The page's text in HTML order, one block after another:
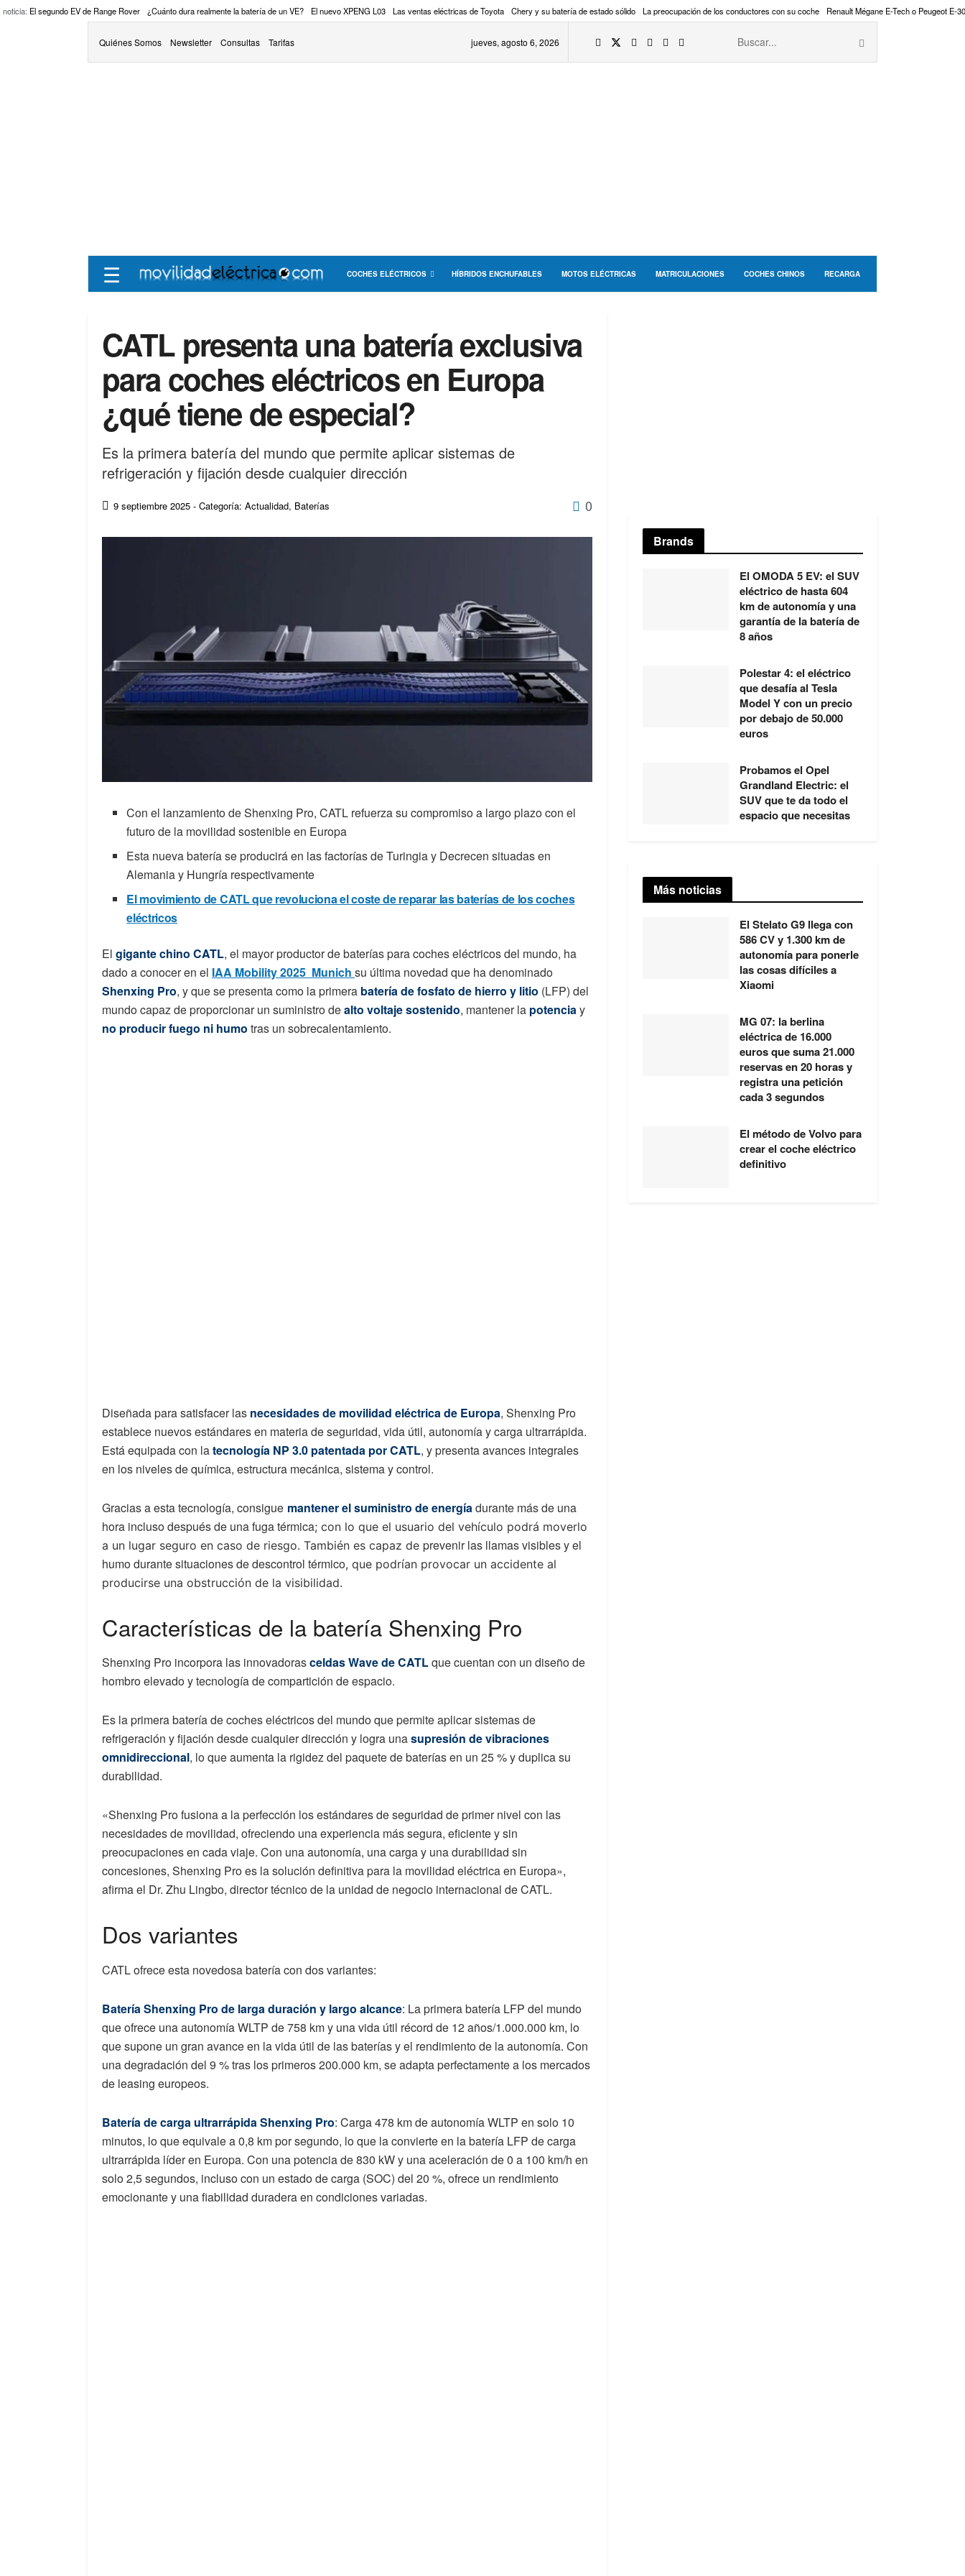
noticia: El segundo EV de Range Rover ¿Cuánto dura realmente la batería de un VE? El nuevo XPENG L03 Las ventas eléctricas de Toyota Chery y su batería de estado sólido La preocupación de los conductores con su coche Renault Mégane E-Tech o Peugeot E-
Quiénes Somos Newsletter Consultas Tarifas jueves, agosto 6, 2026
☰ COCHES ELÉCTRICOS HÍBRIDOS ENCHUFABLES MOTOS ELÉCTRICAS MATRICULACIONES COCHES CHINOS RECARGA
CATL presenta una batería exclusiva
para coches eléctricos en Europa
¿qué tiene de especial?
Es la primera batería del mundo que permite aplicar sistemas de
refrigeración y fijación desde cualquier dirección
9 septiembre 2025 - Categoría: Actualidad, Baterías 0
Con el lanzamiento de Shenxing Pro, CATL refuerza su compromiso a largo plazo con el
futuro de la movilidad sostenible en Europa
Esta nueva batería se producirá en las factorías de Turingia y Decrecen situadas en
Alemania y Hungría respectivamente
El movimiento de CATL que revoluciona el coste de reparar las baterías de los coches
eléctricos
El gigante chino CATL, el mayor productor de baterías para coches eléctricos del mundo, ha
dado a conocer en el IAA Mobility 2025 Munich su última novedad que ha denominado
Shenxing Pro, y que se presenta como la primera batería de fosfato de hierro y litio (LFP) del
mundo capaz de proporcionar un suministro dealto voltaje sostenido, mantener la potenciay
no producir fuego ni humo tras un sobrecalentamiento.
Diseñada para satisfacer las necesidades de movilidad eléctrica de Europa, Shenxing Pro
establece nuevos estándares en materia de seguridad, vida útil, autonomía y carga ultrarrápida.
Está equipada con latecnología NP 3.0 patentada por CATL, y presenta avances integrales
en los niveles de química, estructura mecánica, sistema y control.
Gracias a esta tecnología, consigue mantener el suministro de energía durante más de una
hora incluso después de una fuga térmica; con lo que el usuario del vehículo podrá moverlo
a un lugar seguro en caso de riesgo. También es capaz de prevenir las llamas visibles y el
humo durante situaciones de descontrol térmico, que podrían provocar un accidente al
producirse una obstrucción de la visibilidad.
Características de la batería Shenxing Pro
Shenxing Pro incorpora las innovadorasceldas Wave de CATLque cuentan con un diseño de
hombro elevado y tecnología de compartición de espacio.
Es la primera batería de coches eléctricos del mundo que permite aplicar sistemas de
refrigeración y fijación desde cualquier dirección y logra unasupresión de vibraciones
omnidireccional, lo que aumenta la rigidez del paquete de baterías en un 25 % y duplica su
durabilidad.
«Shenxing Pro fusiona a la perfección los estándares de seguridad de primer nivel con las
necesidades de movilidad, ofreciendo una experiencia más segura, eficiente y sin
preocupaciones en cada viaje. Con una autonomía, una carga y una durabilidad sin
concesiones, Shenxing Pro es la solución definitiva para la movilidad eléctrica en Europa»,
afirma el Dr. Zhu Lingbo, director técnico de la unidad de negocio internacional de CATL.
Dos variantes
CATL ofrece esta novedosa batería con dos variantes:
Batería Shenxing Pro de larga duración y largo alcance: La primera batería LFP del mundo
que ofrece una autonomía WLTP de 758 km y una vida útil récord de 12 años/1.000.000 km, lo
que supone un gran avance en la vida útil de las baterías y el rendimiento de la autonomía. Con
una degradación del 9 % tras los primeros 200.000 km, se adapta perfectamente a los mercados
de leasing europeos.
Batería de carga ultrarrápida Shenxing Pro: Carga 478 km de autonomía WLTP en solo 10
minutos, lo que equivale a 0,8 km por segundo, lo que la convierte en la batería LFP de carga
ultrarrápida líder en Europa. Con una potencia de 830 kW y una aceleración de 0 a 100 km/h en
solo 2,5 segundos, incluso con un estado de carga (SOC) del 20 %, ofrece un rendimiento
emocionante y una fiabilidad duradera en condiciones variadas.
Brands
El OMODA 5 EV: el SUV
eléctrico de hasta 604
km de autonomía y una
garantía de la batería de
8 años
Polestar 4: el eléctrico
que desafía al Tesla
Model Y con un precio
por debajo de 50.000
euros
Probamos el Opel
Grandland Electric: el
SUV que te da todo el
espacio que necesitas
Más noticias
El Stelato G9 llega con
586 CV y 1.300 km de
autonomía para ponerle
las cosas difíciles a
Xiaomi
MG 07: la berlina
eléctrica de 16.000
euros que suma 21.000
reservas en 20 horas y
registra una petición
cada 3 segundos
El método de Volvo para
crear el coche eléctrico
definitivo